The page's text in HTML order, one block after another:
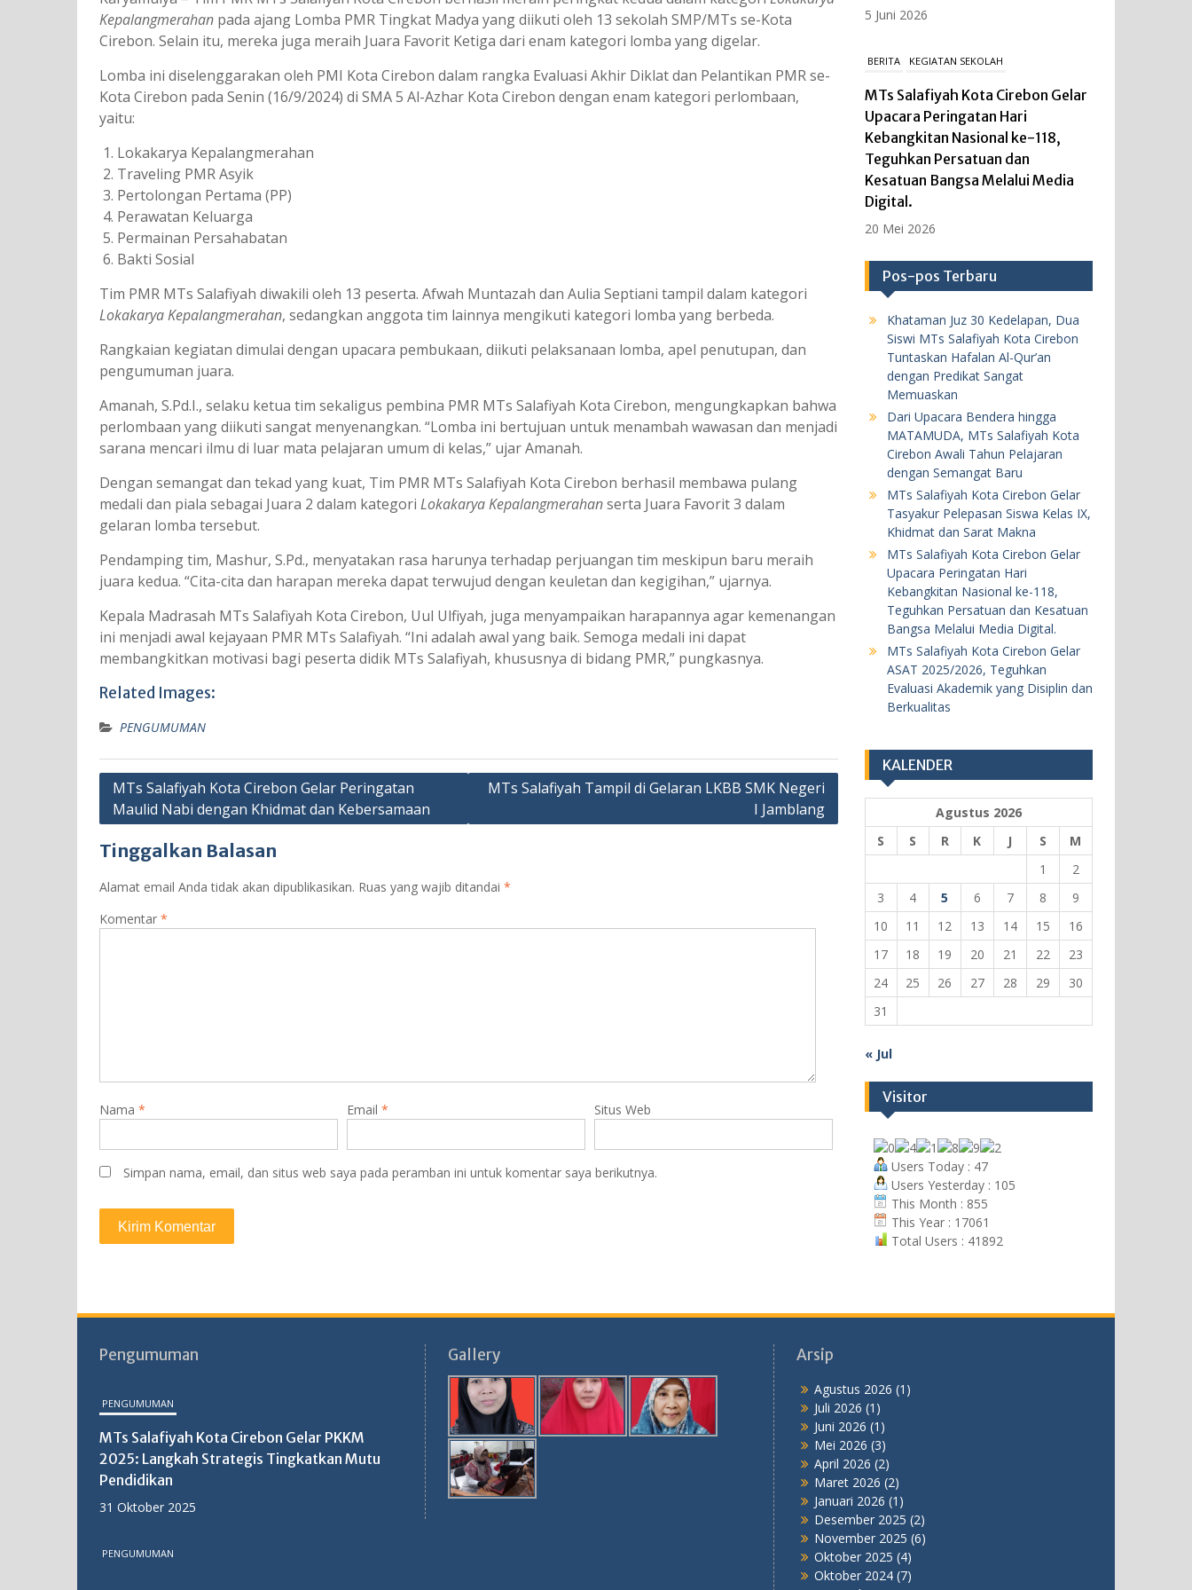
Kepalangmerahan pada ajang Lomba PMR Tingkat Madya yang diikuti oleh 13 sekolah SMP/MTs se-Kota
Cirebon. Selain itu, mereka juga meraih Juara Favorit Ketiga dari enam kategori lomba yang digelar.
Lomba ini diselenggarakan oleh PMI Kota Cirebon dalam rangka Evaluasi Akhir Diklat dan Pelantikan PMR se-
Kota Cirebon pada Senin (16/9/2024) di SMA 5 Al-Azhar Kota Cirebon dengan enam kategori perlombaan,
yaitu:
Lokakarya Kepalangmerahan
Traveling PMR Asyik
Pertolongan Pertama (PP)
Perawatan Keluarga
Permainan Persahabatan
Bakti Sosial
Tim PMR MTs Salafiyah diwakili oleh 13 peserta. Afwah Muntazah dan Aulia Septiani tampil dalam kategori
Lokakarya Kepalangmerahan, sedangkan anggota tim lainnya mengikuti kategori lomba yang berbeda.
Rangkaian kegiatan dimulai dengan upacara pembukaan, diikuti pelaksanaan lomba, apel penutupan, dan
pengumuman juara.
Amanah, S.Pd.I., selaku ketua tim sekaligus pembina PMR MTs Salafiyah Kota Cirebon, mengungkapkan bahwa
perlombaan yang diikuti sangat menyenangkan. “Lomba ini bertujuan untuk menambah wawasan dan menjadi
sarana mencari ilmu di luar mata pelajaran umum di kelas,” ujar Amanah.
Dengan semangat dan tekad yang kuat, Tim PMR MTs Salafiyah Kota Cirebon berhasil membawa pulang
medali dan piala sebagai Juara 2 dalam kategori Lokakarya Kepalangmerahanserta Juara Favorit 3 dalam
gelaran lomba tersebut.
Pendamping tim, Mashur, S.Pd., menyatakan rasa harunya terhadap perjuangan tim meskipun baru meraih
juara kedua. “Cita-cita dan harapan mereka dapat terwujud dengan keuletan dan kegigihan,” ujarnya.
Kepala Madrasah MTs Salafiyah Kota Cirebon, Uul Ulfiyah, juga menyampaikan harapannya agar kemenangan
ini menjadi awal kejayaan PMR MTs Salafiyah. “Ini adalah awal yang baik. Semoga medali ini dapat
membangkitkan motivasi bagi peserta didik MTs Salafiyah, khususnya di bidang PMR,” pungkasnya.
Related Images:
PENGUMUMAN
Navigasi
pos
MTs Salafiyah Kota Cirebon Gelar Peringatan
Maulid Nabi dengan Khidmat dan Kebersamaan
MTs Salafiyah Tampil di Gelaran LKBB SMK Negeri
I Jamblang
Tinggalkan Balasan
Alamat email Anda tidak akan dipublikasikan. Ruas yang wajib ditandai *
Komentar *
Nama * Email* Situs Web
Simpan nama, email, dan situs web saya pada peramban ini untuk komentar saya berikutnya.
5 Juni 2026
BERITA KEGIATAN SEKOLAH
MTs Salafiyah Kota Cirebon Gelar
Upacara Peringatan Hari
Kebangkitan Nasional ke-118,
Teguhkan Persatuan dan
Kesatuan Bangsa Melalui Media
Digital.
20 Mei 2026
BERITA KEGIATAN SEKOLAH
ASAT 2025/2026, Teguhkan
Evaluasi Akademik yang Disiplin
dan Berkualitas
18 Mei 2026
KEGIATAN SEKOLAH
Khataman Juz 30 Kedelapan, Dua
Siswi MTs Salafiyah Kota Cirebon
Tuntaskan Hafalan Al-Qur’an
Memuaskan
5 Agustus 2026
KEGIATAN SEKOLAH
Dari Upacara Bendera hingga
MATAMUDA, MTs Salafiyah Kota
Cirebon Awali Tahun Pelajaran
13 Juli 2026
Pos-pos Terbaru
Khataman Juz 30 Kedelapan, Dua
Siswi MTs Salafiyah Kota Cirebon
Tuntaskan Hafalan Al-Qur’an
dengan Predikat Sangat
Memuaskan
Dari Upacara Bendera hingga
MATAMUDA, MTs Salafiyah Kota
Cirebon Awali Tahun Pelajaran
dengan Semangat Baru
MTs Salafiyah Kota Cirebon Gelar
Tasyakur Pelepasan Siswa Kelas IX,
Khidmat dan Sarat Makna
MTs Salafiyah Kota Cirebon Gelar
Upacara Peringatan Hari
Kebangkitan Nasional ke-118,
Teguhkan Persatuan dan Kesatuan
Bangsa Melalui Media Digital.
MTs Salafiyah Kota Cirebon Gelar
ASAT 2025/2026, Teguhkan
Evaluasi Akademik yang Disiplin dan
Berkualitas
KALENDER
Agustus 2026
S
S R K J S
M
1
2
3
4 5 6 7 8
9
10
11 12 13 14 15
16
17
18 19 20 21 22
23
24
25 26 27 28 29
30
31
« Jul
Visitor
Users Today : 47
Users Yesterday : 105
This Month : 855
This Year : 17061
Total Users : 41892
Pengumuman
PENGUMUMAN
MTs Salafiyah Kota Cirebon Gelar PKKM
2025: Langkah Strategis Tingkatkan Mutu
Pendidikan
31 Oktober 2025
PENGUMUMAN
Gallery Arsip
Agustus 2026 (1)
Juli 2026 (1)
Juni 2026 (1)
Mei 2026 (3)
April 2026 (2)
Maret 2026 (2)
Januari 2026 (1)
Desember 2025 (2)
November 2025 (6)
Oktober 2025 (4)
Oktober 2024(7)